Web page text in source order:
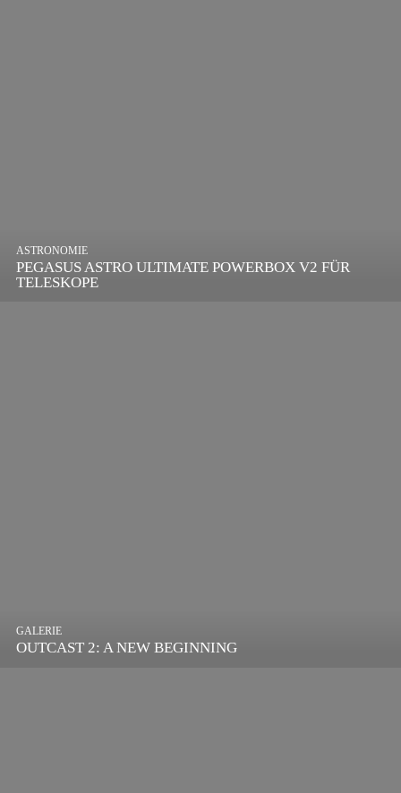
PEGASUS ASTRO ULTIMATE POWERBOX V2 FÜR
TELESKOPE
ASTRONOMIE
OUTCAST 2: A NEW BEGINNING
GALERIE